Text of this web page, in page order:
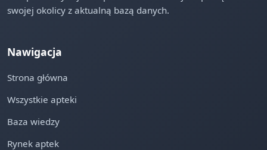
swojej okolicy z aktualną bazą danych.
Nawigacja
Strona główna
Wszystkie apteki
Baza wiedzy
Rynek aptek